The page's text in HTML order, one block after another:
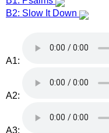
B2: Slow It Down
A1:
A2:
A3: